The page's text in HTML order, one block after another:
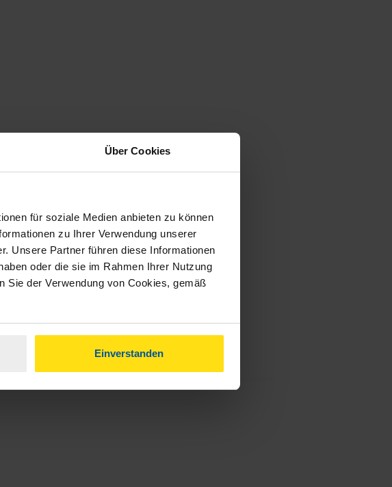
Über Cookies
für soziale Medien anbieten zu können
zu Ihrer Verwendung unserer
Unsere Partner führen diese Informationen
oder die sie im Rahmen Ihrer Nutzung
Sie der Verwendung von Cookies, gemäß
Einverstanden